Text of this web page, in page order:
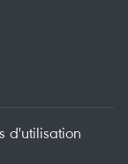
d'utilisation